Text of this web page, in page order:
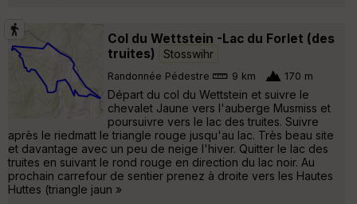
Col du Wettstein -Lac du Forlet (des
truites)
Stosswihr
Randonnée Pédestre 9 km 170 m
Départ du col du Wettstein et suivre le
chevalet Jaune vers l'auberge Musmiss et
poursuivre vers le lac des truites. Suivre
après le riedmatt le triangle rouge jusqu'au lac. Très beau site
et davantage avec un peu de neige l'hiver. Quitter le lac des
truites en suivant le rond rouge en direction du lac noir. Au
prochain carrefour de sentier prenez à droite vers les Hautes
Huttes (triangle jaun »